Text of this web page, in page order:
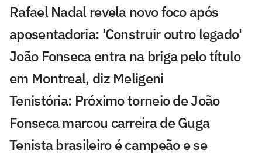
Rafael Nadal revela novo foco após
aposentadoria: 'Construir outro legado'
João Fonseca entra na briga pelo título
em Montreal, diz Meligeni
Tenistória: Próximo torneio de João
Fonseca marcou carreira de Guga
Tenista brasileiro é campeão e se